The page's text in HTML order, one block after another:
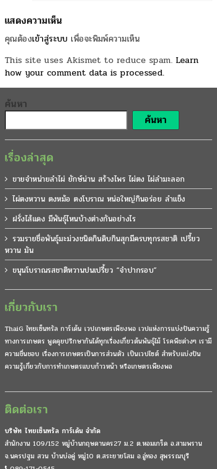
แสดงความเห็น
คุณต้องเข้าสู่ระบบ เพื่อจะพิมพ์ความเห็น
This site uses Akismet to reduce spam. Learn
how your comment data is processed.
ค้นหา
ค้นหา
เรื่องล่าสุด
ขายจำหน่ายลำไผ่ ยักษ์น่าน สร้างไพร ไผ่ตง ไผ่ลำมะลอก
ไผ่ตงหวาน ตงหม้อ ตงโบราณ หน่อใหญ่กินอร่อย ลำแข็ง
ฝรั่งไส้แดง มีพันธุ์ไหนบ้างต่างกันอย่างไร
รวมรายชื่อพันธุ์มะม่วงชนิดกินดิบกินสุกมีครบทุกรสชาติ เปรี้ยว
หวาน มัน
ขนุนโบราณรสชาติหวานปนเปรี้ยว “จำปากรอบ”
เกี่ยวกับเรา
ThaiG ไทยเซ็นทรัล การ์เด้น เวปเกษตรเพียงพอ เวปแห่งการแบ่งปันความรู้
ทางการเกษตร พูดคุยปรึกษากันได้ทุกเรื่องเกี่ยวต้นพันธุ์ไม้ โรคพืชต่างๆ เรามี
ความชื่นชอบ เรื่องการเกษตรเป็นการส่วนตัว เป็นเวปไซต์ สำหรับแบ่งปัน
ความรู้เกี่ยวกับการทำเกษตรแบบก้าวหน้า หรือเกษตรเพียงพอ
ติดต่อเรา
บริษัท ไทยเซ็นทรัล การ์เด้น จำกัด
สำนักงาน 109/152 หมู่บ้านกฤษดานคร27 ม.2 ต.หอมเกร็ด อ.สามพราน
จ.นครปฐม สวน บ้านบ่อคู่ หมู่10 ต.สระยายโสม อ.อู่ทอง สุพรรณบุรี